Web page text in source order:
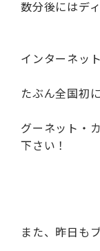
数分後にはデ
インターネッ
たぶん全国初
グーネット・
下さい！
また、昨日も